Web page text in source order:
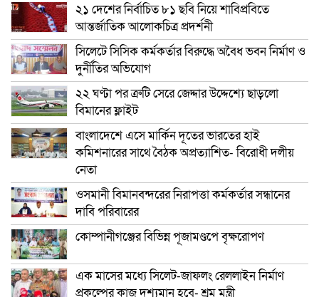
২১ দেশের নির্বাচিত ৮১ ছবি নিয়ে শাবিপ্রবিতে
আন্তর্জাতিক আলোকচিত্র প্রদর্শনী
সিলেটে সিসিক কর্মকর্তার বিরুদ্ধে অবৈধ ভবন নির্মাণ ও
দুর্নীতির অভিযোগ
২২ ঘণ্টা পর ত্রুটি সেরে জেদ্দার উদ্দেশ্যে ছাড়লো
বিমানের ফ্লাইট
বাংলাদেশে এসে মার্কিন দূতের ভারতের হাই
কমিশনারের সাথে বৈঠক অপ্রত্যাশিত- বিরোধী দলীয়
নেতা
ওসমানী বিমানবন্দরের নিরাপত্তা কর্মকর্তার সন্ধানের
দাবি পরিবারের
কোম্পানীগঞ্জের বিভিন্ন পূজামণ্ডপে বৃক্ষরোপণ
এক মাসের মধ্যে সিলেট-জাফলং রেললাইন নির্মাণ
প্রকল্পের কাজ দৃশ্যমান হবে- শ্রম মন্ত্রী